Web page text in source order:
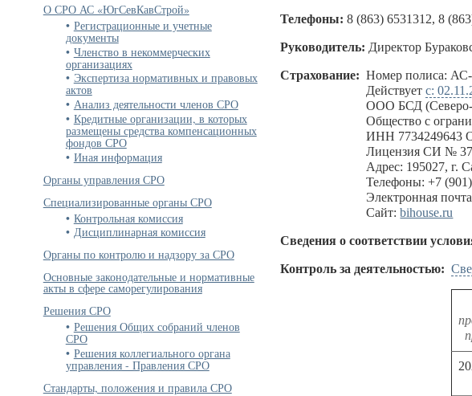
О СРО АС «ЮгСевКавСтрой»
Регистрационные и учетные
документы
Членство в некоммерческих
организациях
Экспертиза нормативных и правовых
актов
Анализ деятельности членов СРО
Кредитные организации, в которых
размещены средства компенсационных
фондов СРО
Иная информация
Органы управления СРО
Специализированные органы СРО
Контрольная комиссия
Дисциплинарная комиссия
Органы по контролю и надзору за СРО
Основные законодательные и нормативные
акты в сфере саморегулирования
Решения СРО
Решения Общих собраний членов
СРО
Решения коллегиального органа
управления - Правления СРО
Стандарты, положения и правила СРО
Телефоны: 8 (863) 6531312, 8
Руководитель: Директор
Страхование: Номер полиса:
Действуетс:
ООО БСД
Общество с
ИНН 7734249643
Лицензия СИ №
Адрес: 195027, г.
Телефоны: +7
Электронная
Сайт:bihouse.ru
Сведения о соответствии
Контроль за деятельностью: